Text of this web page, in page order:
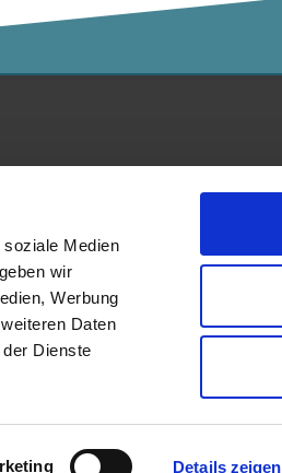
Medien
wir
Werbung
Daten
Dienste
Details zeigen
Kalaidos Fachhochschule